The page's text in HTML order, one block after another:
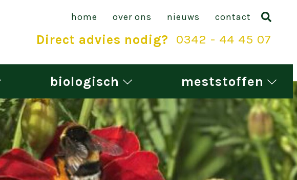
home over ons nieuws contact
Direct advies nodig? 0342 - 44 45 07
biologisch meststoffen